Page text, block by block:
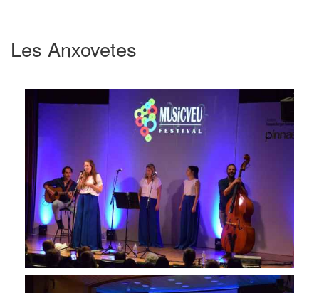
Les Anxovetes